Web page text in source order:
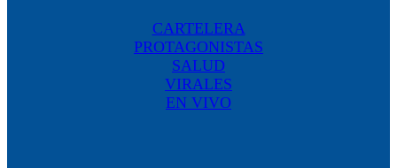
CARTELERA
PROTAGONISTAS
SALUD
VIRALES
EN VIVO